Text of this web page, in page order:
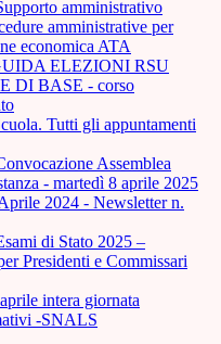
amministrativo
amministrative per
economica ATA
ELEZIONI RSU
DI BASE - corso
Tutti gli appuntamenti
Assemblea
- martedì 8 aprile 2025
2024 - Newsletter n.
di Stato 2025 –
Presidenti e Commissari
intera giornata
-SNALS